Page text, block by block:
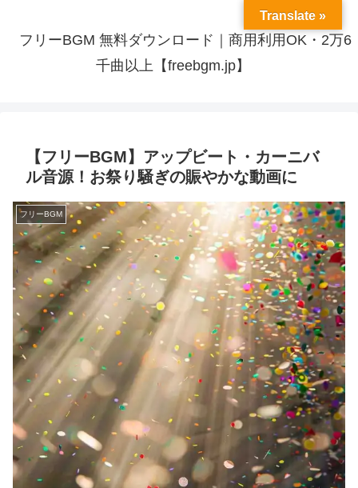
フリーBGM 無料ダウンロード｜商用利用OK・2万6
千曲以上【freebgm.jp】
【フリーBGM】アップビート・カーニバ
ル音源！お祭り騒ぎの賑やかな動画に
フリーBGM
Translate »